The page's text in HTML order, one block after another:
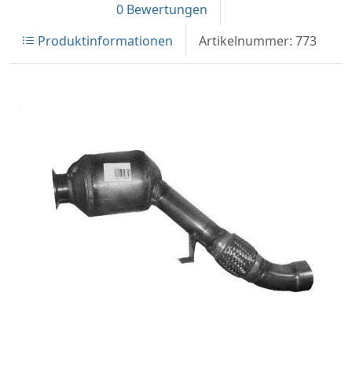
0 Bewertungen
Produktinformationen
Artikelnummer: 773